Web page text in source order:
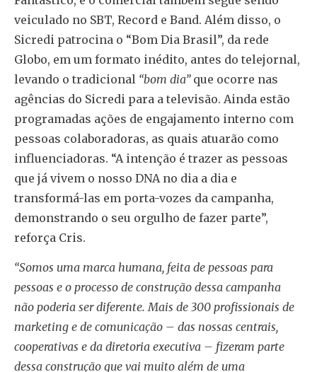
veiculado no SBT, Record e Band. Além disso, o
Sicredi patrocina o “Bom Dia Brasil”, da rede
Globo, em um formato inédito, antes do telejornal,
levando o tradicional “bom dia”que ocorre nas
agências do Sicredi para a televisão. Ainda estão
programadas ações de engajamento interno com
pessoas colaboradoras, as quais atuarão como
influenciadoras. “A intenção é trazer as pessoas
que já vivem o nosso DNA no dia a dia e
transformá-las em porta-vozes da campanha,
demonstrando o seu orgulho de fazer parte”,
reforça Cris.
“Somos uma marca humana, feita de pessoas para
pessoas e o processo de construção dessa campanha
não poderia ser diferente. Mais de 300 profissionais de
marketing e de comunicação – das nossas centrais,
cooperativas e da diretoria executiva – fizeram parte
dessa construção que vai muito além de uma